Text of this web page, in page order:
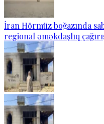
İran Hörmüz boğazında
regional əməkdaşlıq